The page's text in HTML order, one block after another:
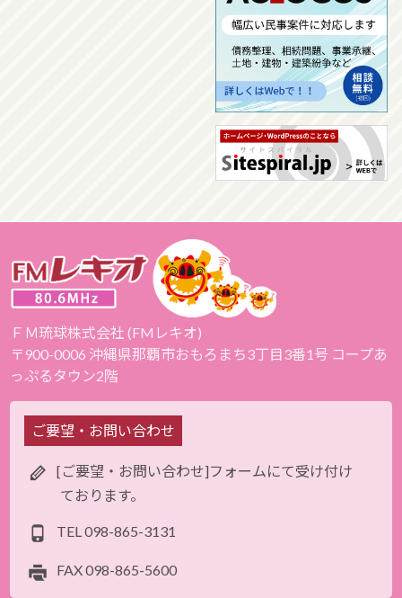
ＦＭ琉球株式会社 (FMレキオ)
〒900-0006 沖縄県那覇市おもろまち3丁目3番1号 コープあ
っぷるタウン2階
ご要望・お問い合わせ
[ご要望・お問い合わせ]フォームにて受け付け
ております。
TEL098-865-3131
FAX098-865-5600